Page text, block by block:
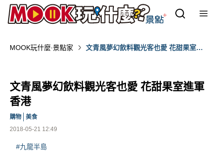
MOOK玩什麼‧景點家
文青風夢幻飲料觀光客也愛 花甜果室進
文青風夢幻飲料觀光客也愛 花甜果室進軍
香港
2018-05-21 12:49
購物 美食
#九龍半島